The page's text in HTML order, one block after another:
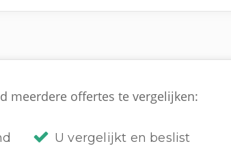
meerdere offertes te vergelijken:
U vergelijkt en beslist